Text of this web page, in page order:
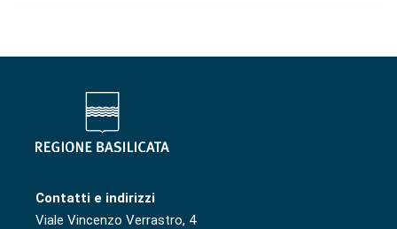
Contatti e indirizzi
Viale Vincenzo Verrastro, 4